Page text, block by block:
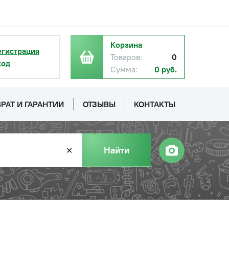
Корзина
Товаров:
0
Сумма:
0 руб.
И ГАРАНТИИ ОТЗЫВЫ КОНТАКТЫ
✕ Найти Купить
НДС
− + Купить